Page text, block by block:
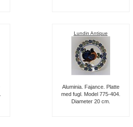
Lundin Antique
Aluminia. Fajance. Platte
med fugl. Model 775-404.
Diameter 20 cm.